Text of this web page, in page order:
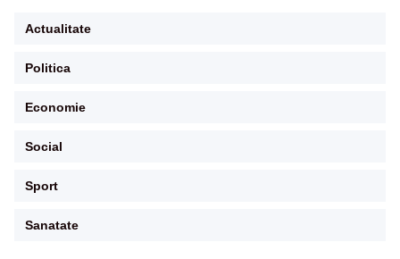
Actualitate
Politica
Economie
Social
Sport
Sanatate